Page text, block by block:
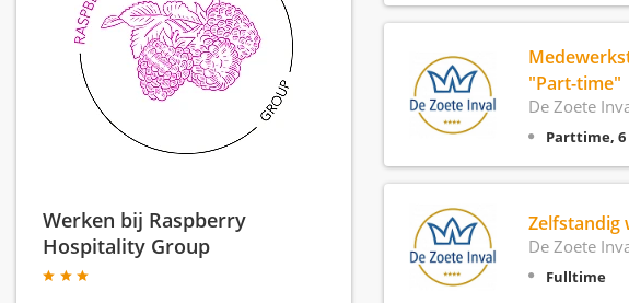
Werken bij Raspberry
Hospitality Group
"Part-time"
De Zoete
Parttime, 6
Zelfstandig
De Zoete
Fulltime